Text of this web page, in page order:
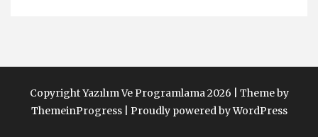
Copyright Yazılım Ve Programlama 2026 | Theme by
ThemeinProgress| Proudly powered by WordPress